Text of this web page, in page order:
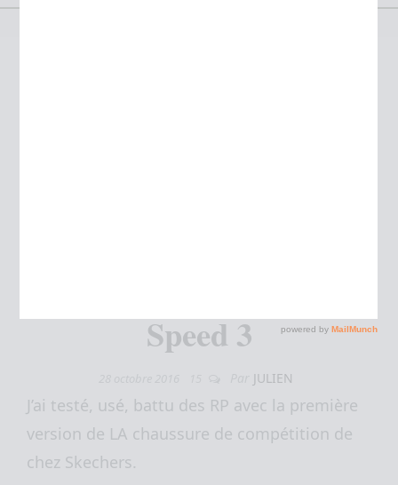
Speed 3
JULIEN
J’ai testé, usé, battu des RP avec la première
version de LA chaussure de compétition de
chez Skechers.